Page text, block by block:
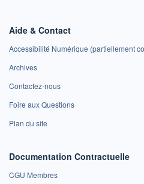
Aide & Contact
Accessibilité Numérique (partiellement
Archives
Contactez-nous
Foire aux Questions
Plan du site
Documentation Contractuelle
CGU Membres